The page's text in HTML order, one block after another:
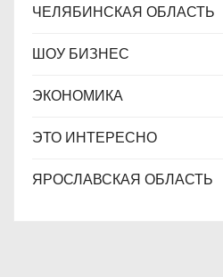
ЧЕЛЯБИНСКАЯ ОБЛАСТЬ
ШОУ БИЗНЕС
ЭКОНОМИКА
ЭТО ИНТЕРЕСНО
ЯРОСЛАВСКАЯ ОБЛАСТЬ